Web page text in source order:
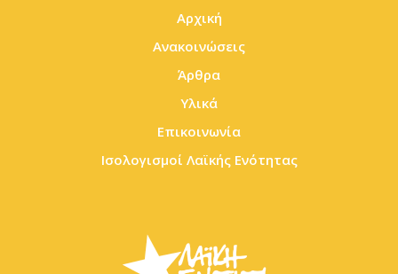
Αρχική
Ανακοινώσεις
Άρθρα
Υλικά
Επικοινωνία
Ισολογισμοί Λαϊκής Ενότητας